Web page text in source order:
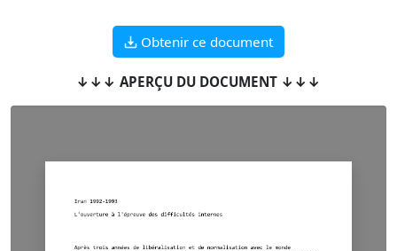
Obtenir ce document
↓↓↓ APERÇU DU DOCUMENT ↓↓↓